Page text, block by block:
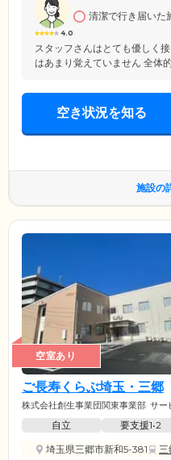
4.0
清潔で行き届いた
スタッフさんはとても優しく
はあまり覚えていません 全体
空き状況を知る
施設の
空室あり
ご長寿くらぶ埼玉・三郷
株式会社創生事業団関東事業部 サー
自立 要支援1•2
埼玉県三郷市新和5-381
三